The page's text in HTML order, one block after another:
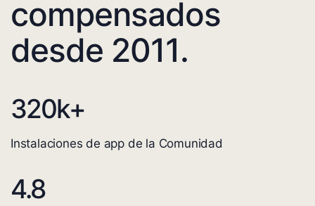
compensados
desde 2011.
320k+
Instalaciones de app de la Comunidad
4.8